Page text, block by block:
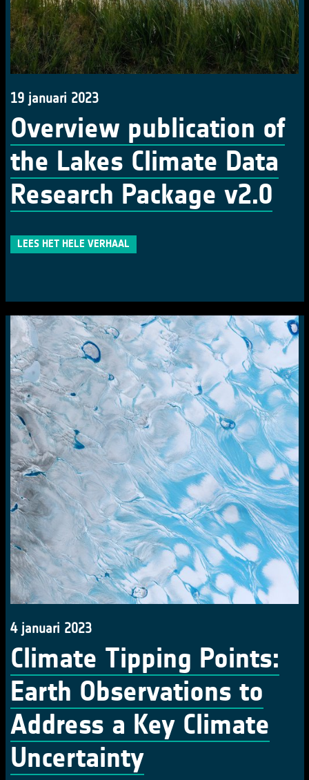
19 januari 2023
Overview publication of
the Lakes Climate Data
Research Package v2.0
LEES HET HELE VERHAAL
4 januari 2023
Climate Tipping Points:
Earth Observations to
Address a Key Climate
Uncertainty